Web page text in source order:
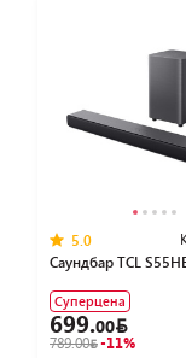
5.0
Саундбар TCL
Суперцена
699.00
789.00 -11%